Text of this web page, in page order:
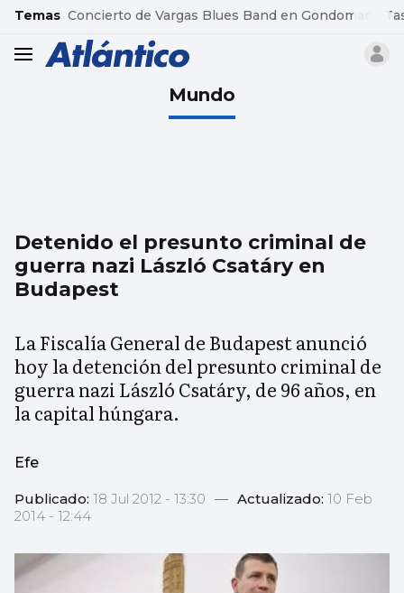
common.go-to-content
Temas Concierto de Vargas Blues Band en Gondomar
header.menu.open
Mundo
Detenido el presunto criminal de
guerra nazi László Csatáry en
Budapest
La Fiscalía General de Budapest anunció
hoy la detención del presunto criminal de
guerra nazi László Csatáry, de 96 años, en
la capital húngara.
Efe
Publicado: 18 Jul 2012 - 13:30 — Actualizado: 10 Feb
2014 - 12:44